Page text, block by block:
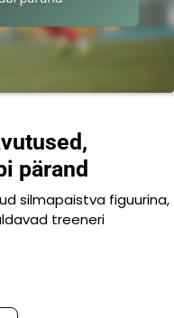
pärand
silmapaistva figuurina,
treeneri